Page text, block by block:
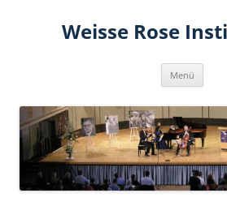
springenWeisse Rose
Menü